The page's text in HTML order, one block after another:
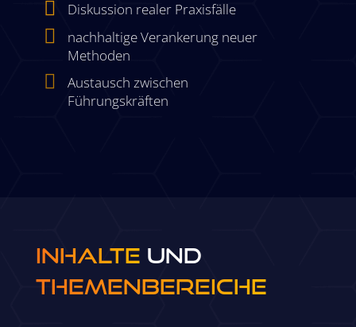
 Diskussion realer Praxisfälle

nachhaltige Verankerung neuer
Methoden

Austausch zwischen
Führungskräften
Inhalte und
Themenbereiche